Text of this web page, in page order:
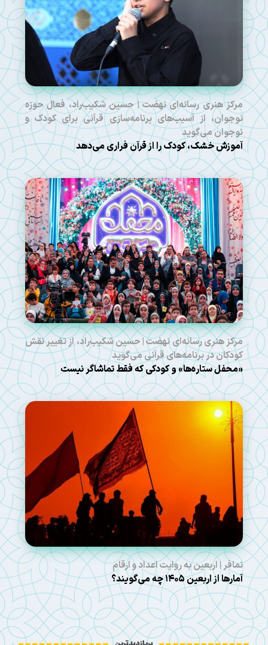
مرکز هنری رسانه‌ای نهضت | حسین شکیب‌راد، فعال حوزه
نوجوان، از آسیب‌های برنامه‌سازی قرآنی برای کودک و
نوجوان می‌گوید
آموزش خشک، کودک را از قرآن فراری می‌دهد
مرکز هنری رسانه‌ای نهضت | حسین شکیب‌راد، از تغییر نقش
کودکان در برنامه‌های قرآنی می‌گوید
«محفل ستاره‌ها» و کودکی که فقط تماشاگر نیست
نمافر | اربعین به روایت اعداد و ارقام
آمارها از اربعین ۱۴۰۵ چه می‌گویند؟